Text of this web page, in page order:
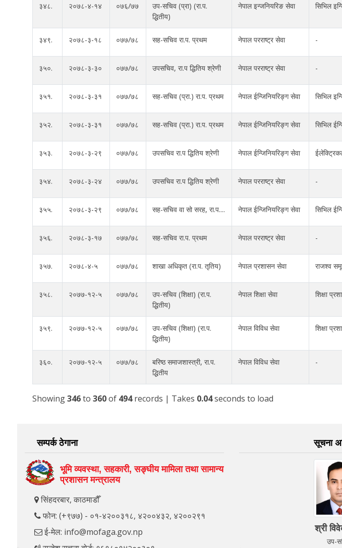
३४८. २०७८-४-१४ ०७६/७७
उप-सचिव (प्रा) (रा.प.
द्धितीय)
नेपाल इन्जनियरिङ सेवा सिभिल
३४९. २०७८-३-१८ ०७७/७८ सह-सचिव रा.प. प्रथम नेपाल परराष्ट्र सेवा -
३५०. २०७८-३-३० ०७७/७८ उपसचिव, रा.प द्धितिय श्रेणी नेपाल परराष्ट्र सेवा -
३५१. २०७८-३-३१ ०७७/७८ सह-सचिव (प्रा.) रा.प. प्रथम नेपाल ईन्जिनियरिङ्ग सेवा सिभिल
३५२. २०७८-३-३१ ०७७/७८ सह-सचिव (प्रा.) रा.प. प्रथम नेपाल ईन्जिनियरिङ्ग सेवा सिभिल
३५३. २०७८-३-२९ ०७७/७८ उपसचिव रा.प द्धितिय श्रेणी नेपाल ईन्जिनियरिङ्ग सेवा
३५४. २०७८-३-२४ ०७७/७८ उपसचिव रा.प द्धितिय श्रेणी नेपाल परराष्ट्र सेवा -
३५५. २०७८-३-२९ ०७७/७८ सह-सचिव वा सो सरह, रा.प.... नेपाल ईन्जिनियरिङ्ग सेवा सिभिल
३५६. २०७८-३-१७ ०७७/७८ सह-सचिव रा.प. प्रथम नेपाल परराष्ट्र सेवा -
३५७. २०७८-४-५ ०७७/७८ शाखा अधिकृत (रा.प. तृतिय) नेपाल प्रशासन सेवा राजश्व
३५८. २०७७-१२-५ ०७७/७८
उप-सचिव (शिक्षा) (रा.प.
द्धितीय)
नेपाल शिक्षा सेवा शिक्षा
३५९. २०७७-१२-५ ०७७/७८
उप-सचिव (शिक्षा) (रा.प.
द्धितीय)
नेपाल विविध सेवा शिक्षा
३६०. २०७७-१२-५ ०७७/७८
बरिष्ठ समाजशास्त्री, रा.प.
द्धितीय
नेपाल विविध सेवा -
Showing346to 360of 494records | Takes 0.04seconds to load
सम्पर्क ठेगाना
भूमि व्यवस्था, सहकारी, सङ्‍घीय मामिला तथा सामान्य
प्रशासन मन्त्रालय
सिंहदरबार, काठमाडौँ
फोन: (+९७७) - ०१-४२००३१८, ४२००४३२, ४२००२९१
ई-मेल: info@mofaga.gov.np
सूचना
श्री
उप-